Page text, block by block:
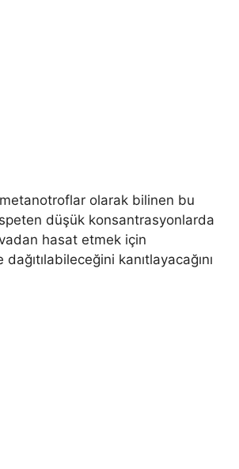
olarak bilinen bu
düşük konsantrasyonlarda
hasat etmek için
kanıtlayacağını